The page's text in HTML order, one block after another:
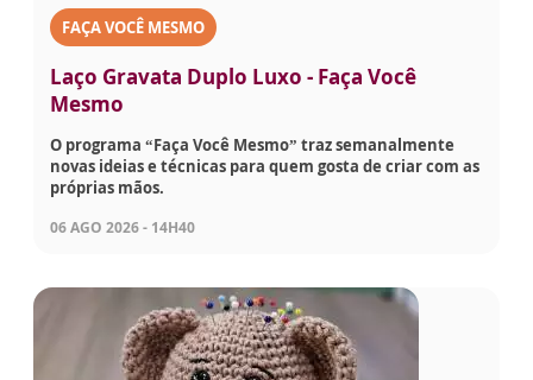
FAÇA VOCÊ MESMO
Laço Gravata Duplo Luxo - Faça Você
Mesmo
O programa “Faça Você Mesmo” traz semanalmente
novas ideias e técnicas para quem gosta de criar com as
próprias mãos.
06 AGO 2026 - 14H40